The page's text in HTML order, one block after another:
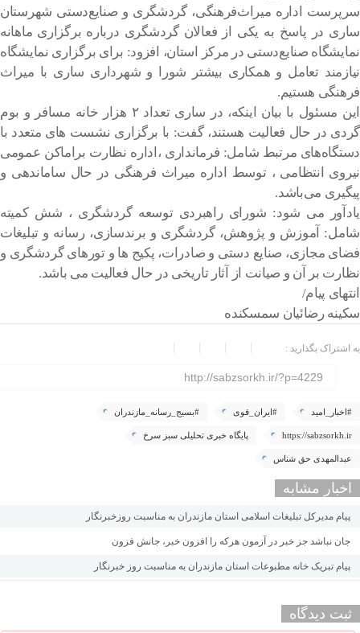
سرپرست اداره میراث‌فرهنگی، گردشگری و صنایع‌دستی شهرستان
ساری در پاسخ به یکی از فعالان گردشگری درباره برگزاری ماهانه
نمایشگاه صنایع‌دستی در مرکز استان، افزود: برای برگزاری نمایشگاه
نیازمند تعامل و همکاری بیشتر شورا و شهرداری ساری با میراث
فرهنگی هستیم.
این مسئول با بیان اینکه، در ساری تعداد ۲ هزار خانه مسافر و بوم
گردی در حال فعالیت هستند، گفت: با برگزاری نشست های متعدد با
دستگاه‌های مرتبط شامل: فرمانداری ،اداره نظارت براماکن عمومی
نیروی انتظامی ، توسط اداره میراث فرهنگی در حال ساماندهی و
پیگیری می‌باشد.
یادآور می شود: شورای راهبردی توسعه گردشگری ، شش کمیته
شامل: آموزش و پژوهش، گردشگری و برندسازی، رسانه و تبلیغات
فضای مجازی، صنایع دستی و صادرات، پکیج ها و تورهای گردشگری و
نظارت بر آن و صیانت از آثار تاریخی در حال فعالیت می باشد.
انتهای پیام/
سکینه رضائیان سمسکنده
به اشتراک بگذارید :
http://sabzsorkh.ir/?p=4229
#اخبار_امید #ایران_قوی #بسیج_رسانه_مازندران
https://sabzsorkh.ir پایگاه خبری تحلیلی سبز سرخ
عبدالمهدی حق شناس
اخبار مشابه
پیام مدیرکل تبلیغات اسلامی استان مازندران به مناسبت روزخبرنگار
جان نباشد جز خبر در آزمون هرکه را افزون خبر، جانش فزون
پیام تبریک خانه مطبوعات استان مازندران به مناسبت روز خبرنگار
ثبت دیدگاه